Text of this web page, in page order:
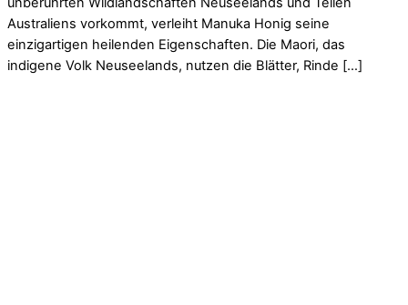
Australiens vorkommt, verleiht Manuka Honig seine
einzigartigen heilenden Eigenschaften. Die Maori, das
indigene Volk Neuseelands, nutzen die Blätter, Rinde […]